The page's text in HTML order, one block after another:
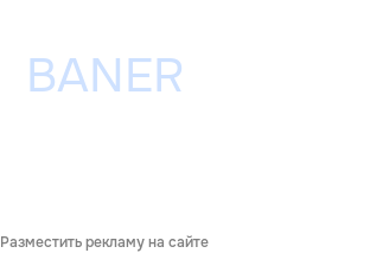
Разместить рекламу на сайте